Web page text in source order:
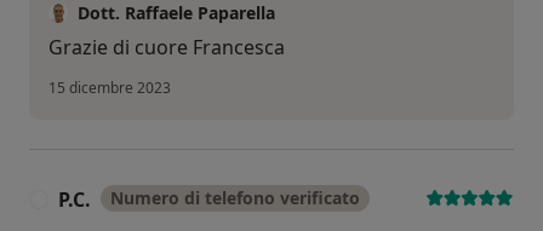
Dott. Raffaele Paparella
Grazie di cuore Francesca
15 dicembre 2023
P.C. Numero di telefono verificato